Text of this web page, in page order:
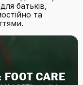
батьків,
та